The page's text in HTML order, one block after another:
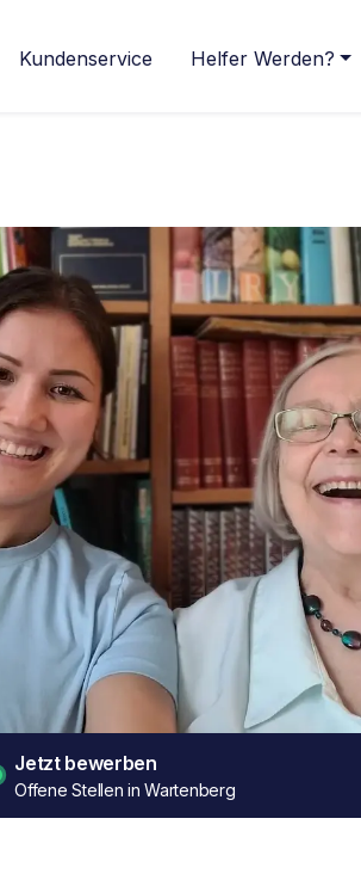
Kundenservice Helfer Werden?
Jetzt bewerben
Offene Stellen in Wartenberg